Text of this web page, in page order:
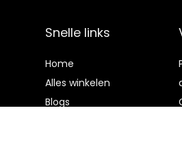
Snelle links
Home
Alles winkelen
Blogs